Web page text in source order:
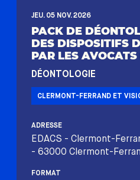
JEU. 05 NOV. 2026
PACK DE
DES DISPOSITIFS
PAR LES
DÉONTOLOGIE
CLERMONT-FERRAND ET
ADRESSE
EDACS - Clermont-
- 63000 Clermont-
FORMAT